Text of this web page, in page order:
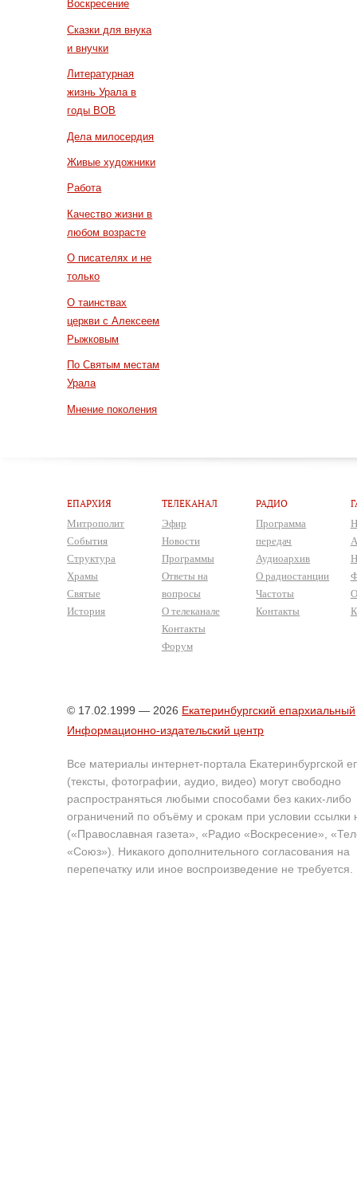
Воскресение
Сказки для внука
и внучки
Литературная
жизнь Урала в
годы ВОВ
Дела милосердия
Живые художники
Работа
Качество жизни в
любом возрасте
О писателях и не
только
О таинствах
церкви с Алексеем
Рыжковым
По Святым местам
Урала
Мнение поколения
ЕПАРХИЯ
Митрополит
События
Структура
Храмы
Святые
История
ТЕЛЕКАНАЛ
Эфир
Новости
Программы
Ответы на
вопросы
О телеканале
Контакты
Форум
РАДИО
Программа
передач
Аудиоархив
О радиостанции
Частоты
Контакты
© 17.02.1999 — 2026 Екатеринбургский епархиальный
Информационно-издательский центр
Все материалы интернет-портала Екатеринбургской
(тексты, фотографии, аудио, видео) могут свободно
распространяться любыми способами без каких-либо
ограничений по объёму и срокам при условии ссылки
(«Православная газета», «Радио «Воскресение»,
«Союз»). Никакого дополнительного согласования на
перепечатку или иное воспроизведение не требуется.